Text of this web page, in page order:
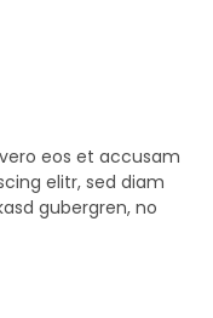
eos et accusam
elitr, sed diam
gubergren, no